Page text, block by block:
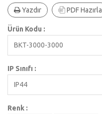
Yazdır PDF Hazırla
Ürün Kodu :
BKT-3000-3000
IP Sınıfı :
IP44
Renk :